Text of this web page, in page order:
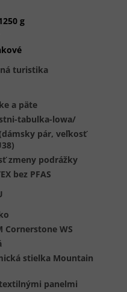
g
turistika
a päte
tabulka-lowa/
pár, veľkosť
zmeny podrážky
bez PFAS
Cornerstone WS
stielka Mountain
panelmi